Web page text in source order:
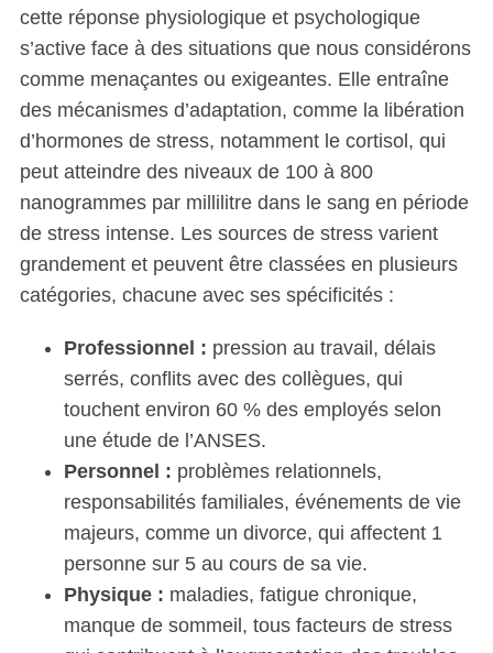
cette réponse physiologique et psychologique
s’active face à des situations que nous considérons
comme menaçantes ou exigeantes. Elle entraîne
des mécanismes d’adaptation, comme la libération
d’hormones de stress, notamment le cortisol, qui
peut atteindre des niveaux de 100 à 800
nanogrammes par millilitre dans le sang en période
de stress intense. Les sources de stress varient
grandement et peuvent être classées en plusieurs
catégories, chacune avec ses spécificités :
Professionnel : pression au travail, délais
serrés, conflits avec des collègues, qui
touchent environ 60 % des employés selon
une étude de l’ANSES.
Personnel : problèmes relationnels,
responsabilités familiales, événements de vie
majeurs, comme un divorce, qui affectent 1
personne sur 5 au cours de sa vie.
Physique : maladies, fatigue chronique,
manque de sommeil, tous facteurs de stress